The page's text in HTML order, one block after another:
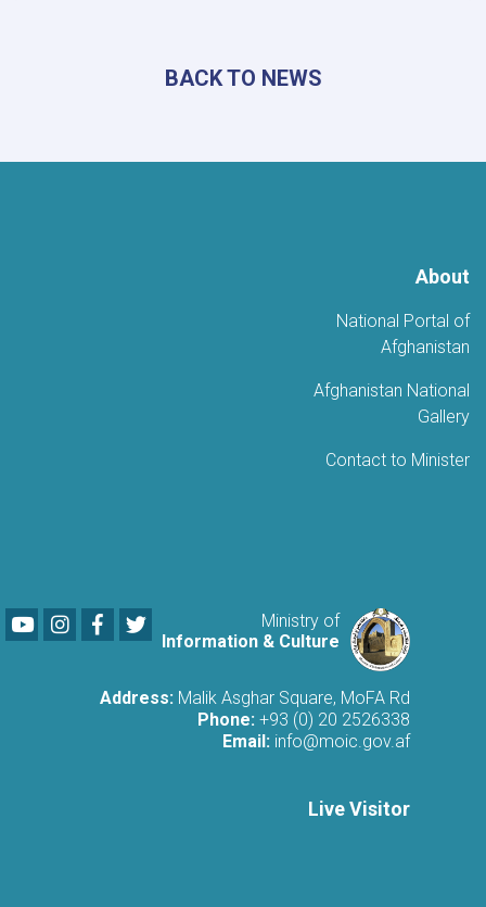
حاشدة
للتحرير
BACK TO NEWS
About
National Portal of
Afghanistan
Afghanistan National
Gallery
Contact to Minister
Ministry of
Information & Culture
YoutubeLinkedIn
Facebook
Address: Malik Asghar Square, MoFA Rd
Phone: +93 (0) 20 2526338
Email: info@moic.gov.af
Live Visitor